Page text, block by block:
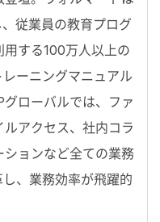
従業員の教育プログ
する100万人以上の
ーニングマニュアル
ローバルでは、ファ
アクセス、社内コラ
ョンなど全ての業務
、業務効率が飛躍的